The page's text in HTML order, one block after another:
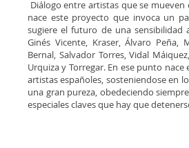
Diálogo entre artistas que se
nace este proyecto que invoca un
sugiere el futuro de una sensibilidad
Ginés Vicente, Kraser, Álvaro Peña,
Bernal, Salvador Torres, Vidal
Urquiza y Torregar. En ese punto
artistas españoles, sosteniendose en
una gran pureza, obedeciendo
especiales claves que hay que